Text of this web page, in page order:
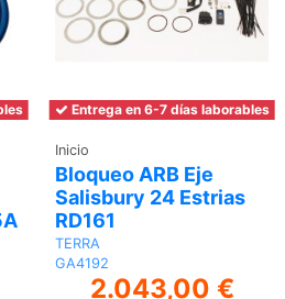
Entrega en 6-7 días laborables
Inicio
Bloqueo ARB Eje
Salisbury 24 Estrias
RD161
TERRA
GA4192
2.043,00 €